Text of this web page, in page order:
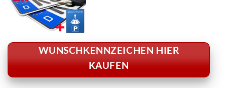
WUNSCHKENNZEICHEN HIER
KAUFEN